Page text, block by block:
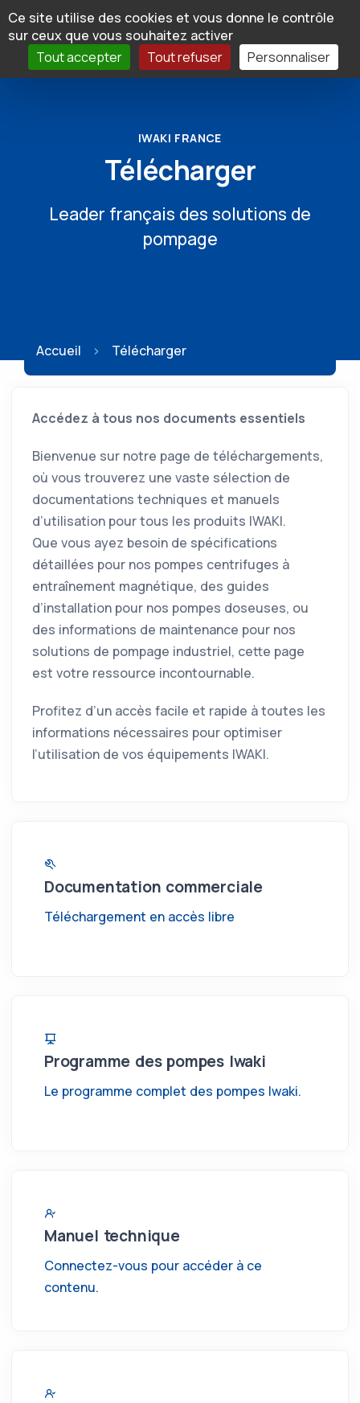
Panneau de gestion des cookies
Ce site utilise des cookies et vous donne le contrôle
sur ceux que vous souhaitez activer
Tout accepter
Tout refuser Personnaliser
IWAKI FRANCE
Télécharger
Leader français des solutions de
pompage
Accueil Télécharger
Accédez à tous nos documents essentiels
Bienvenue sur notre page de téléchargements,
où vous trouverez une vaste sélection de
documentations techniques et manuels
d’utilisation pour tous les produits IWAKI.
Que vous ayez besoin de spécifications
détaillées pour nos pompes centrifuges à
entraînement magnétique, des guides
d’installation pour nos pompes doseuses, ou
des informations de maintenance pour nos
solutions de pompage industriel, cette page
est votre ressource incontournable.
Profitez d’un accès facile et rapide à toutes les
informations nécessaires pour optimiser
l’utilisation de vos équipements IWAKI.
Documentation commerciale
Téléchargement en accès libre
Programme des pompes Iwaki
Le programme complet des pompes Iwaki.
Manuel technique
Connectez-vous pour accéder à ce
contenu.